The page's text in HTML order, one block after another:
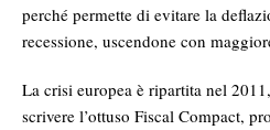
perché permette di evitare la
recessione, uscendone con
La crisi europea è ripartita nel
scrivere l’ottuso Fiscal Compact,